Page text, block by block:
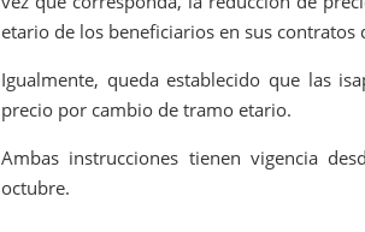
etario de los beneficiarios en sus contratos
Igualmente, queda establecido que las
precio por cambio de tramo etario.
Ambas instrucciones tienen vigencia
octubre.